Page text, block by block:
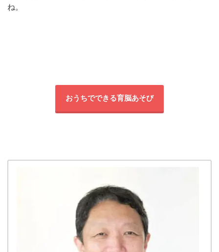
ね。
おうちでできる育脳あそび